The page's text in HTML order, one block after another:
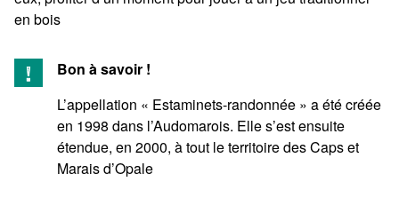
en bois
Bon à savoir !
L’appellation « Estaminets-randonnée » a été créée
en 1998 dans l’Audomarois. Elle s’est ensuite
étendue, en 2000, à tout le territoire des Caps et
Marais d’Opale